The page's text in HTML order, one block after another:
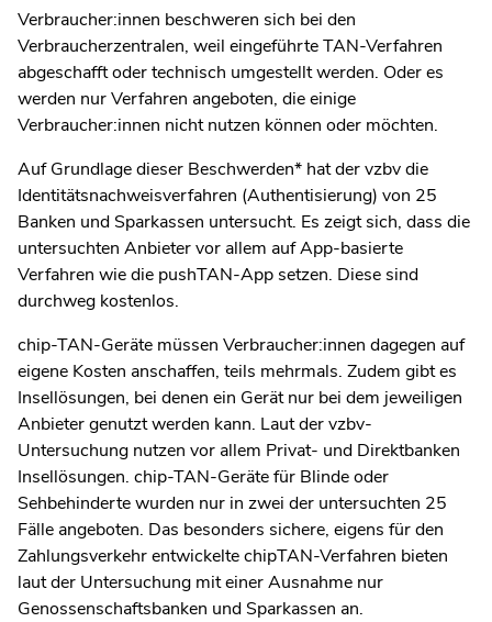
Verbraucher:innen beschweren sich bei den
Verbraucherzentralen, weil eingeführte TAN-Verfahren
abgeschafft oder technisch umgestellt werden. Oder es
werden nur Verfahren angeboten, die einige
Verbraucher:innen nicht nutzen können oder möchten.
Auf Grundlage dieser Beschwerden* hat der vzbv die
Identitätsnachweisverfahren (Authentisierung) von 25
Banken und Sparkassen untersucht. Es zeigt sich, dass die
untersuchten Anbieter vor allem auf App-basierte
Verfahren wie die pushTAN-App setzen. Diese sind
durchweg kostenlos.
chip-TAN-Geräte müssen Verbraucher:innen dagegen auf
eigene Kosten anschaffen, teils mehrmals. Zudem gibt es
Insellösungen, bei denen ein Gerät nur bei dem jeweiligen
Anbieter genutzt werden kann. Laut der vzbv-
Untersuchung nutzen vor allem Privat- und Direktbanken
Insellösungen. chip-TAN-Geräte für Blinde oder
Sehbehinderte wurden nur in zwei der untersuchten 25
Fälle angeboten. Das besonders sichere, eigens für den
Zahlungsverkehr entwickelte chipTAN-Verfahren bieten
laut der Untersuchung mit einer Ausnahme nur
Genossenschaftsbanken und Sparkassen an.